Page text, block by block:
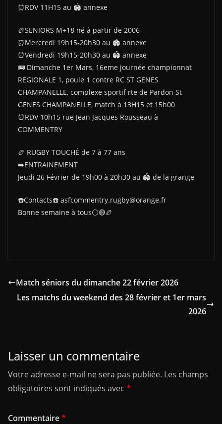
⏰️RDV 11H15 au 🏟 annexe
🏉SENIORS M+18 né à partir de 2006
⏰️Mercredi 19h15-20h30 au 🏟 annexe
⏰️Vendredi 19h15-20h30 au 🏟 annexe
🚌 Dimanche 1er Mars, 16eme journée championnat
REGIONALE 1, poule 1 contre RC ST GENES
CHAMPANELLE, complexe sportif rte de Pardon St
GENES CHAMPANELLE, match à 13H15 et 15h00
⏰️RDV 10h15 rue Jean Jacques Rousseau à
COMMENTRY
🏉 RUGBY TOUCHÉ de 7 à 77 ans
➡️ENTRAINEMENT
Jeudi 26 Février de 19h00 à 20h30 au 🏟 de la grange
☎️Contacts☎️ asfcommentry.rugby@orange.fr
Bonne semaine à tous⚪️🔴🏉
Match séniors du dimanche 22 février 2026
Les matchs du weekend des 28 février et 1er mars
2026
Laisser un commentaire
Votre adresse e-mail ne sera pas publiée. Les champs
obligatoires sont indiqués avec *
Commentaire*